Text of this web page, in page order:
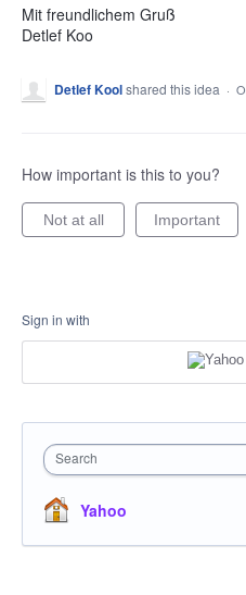
Mit freundlichem Gruß
Detlef Koo
Detlef Koolshared this idea ·
How important is this to you?
Not at all Important
Sign in with
Search
Yahoo